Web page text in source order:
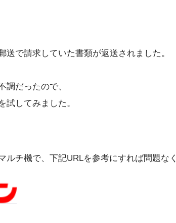
で請求していた書類が返送されました。
調だったので、
試してみました。
チ機で、下記URLを参考にすれば問題な